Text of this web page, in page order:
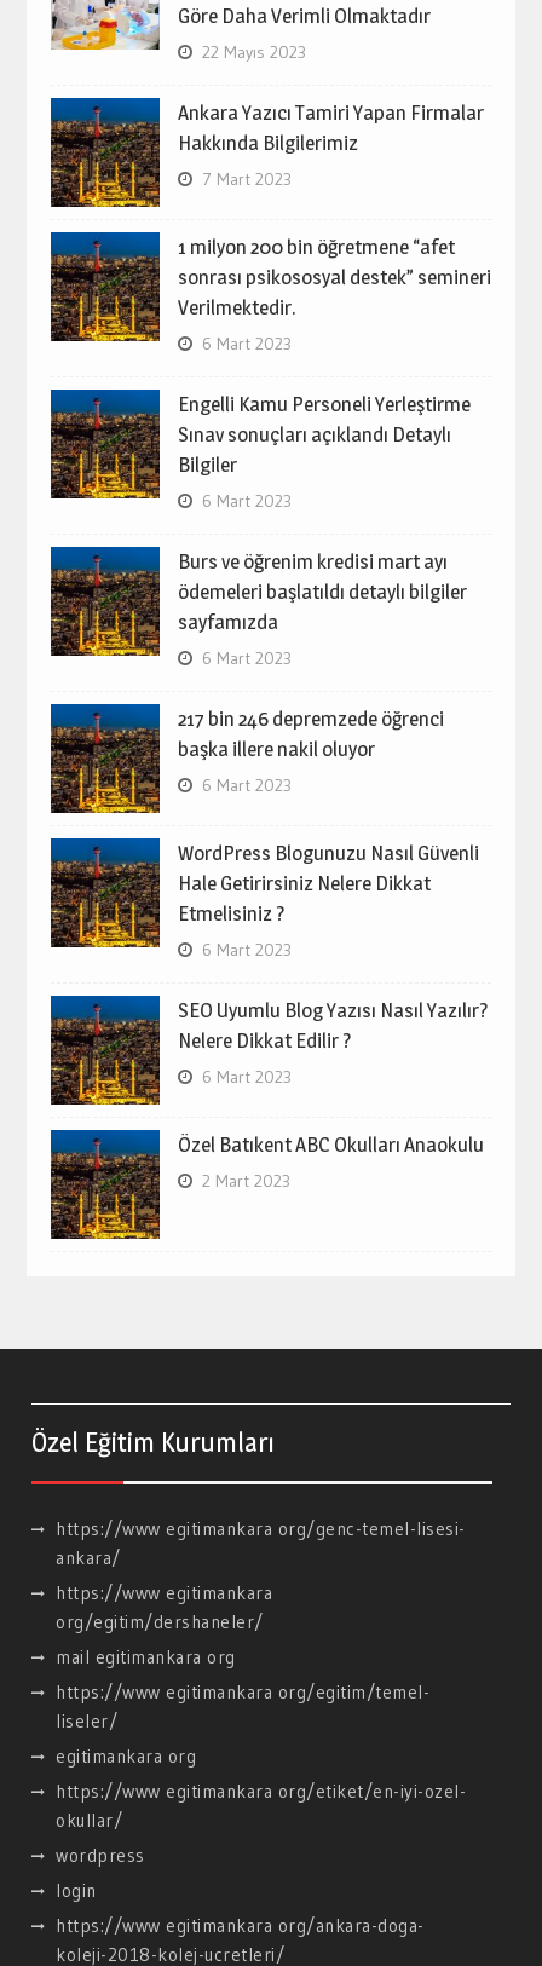
Göre Daha Verimli Olmaktadır
22 Mayıs 2023
Ankara Yazıcı Tamiri Yapan Firmalar
Hakkında Bilgilerimiz
7 Mart 2023
1 milyon 200 bin öğretmene “afet
sonrası psikososyal destek” semineri
Verilmektedir.
6 Mart 2023
Engelli Kamu Personeli Yerleştirme
Sınav sonuçları açıklandı Detaylı
Bilgiler
6 Mart 2023
Burs ve öğrenim kredisi mart ayı
ödemeleri başlatıldı detaylı bilgiler
sayfamızda
6 Mart 2023
217 bin 246 depremzede öğrenci
başka illere nakil oluyor
6 Mart 2023
WordPress Blogunuzu Nasıl Güvenli
Hale Getirirsiniz Nelere Dikkat
Etmelisiniz ?
6 Mart 2023
SEO Uyumlu Blog Yazısı Nasıl Yazılır?
Nelere Dikkat Edilir ?
6 Mart 2023
Özel Batıkent ABC Okulları Anaokulu
2 Mart 2023
Özel Eğitim Kurumları
https://www egitimankara org/genc-temel-lisesi-
ankara/
https://www egitimankara
org/egitim/dershaneler/
mail egitimankara org
https://www egitimankara org/egitim/temel-
liseler/
egitimankara org
https://www egitimankara org/etiket/en-iyi-ozel-
okullar/
wordpress
login
https://www egitimankara org/ankara-doga-
koleji-2018-kolej-ucretleri/